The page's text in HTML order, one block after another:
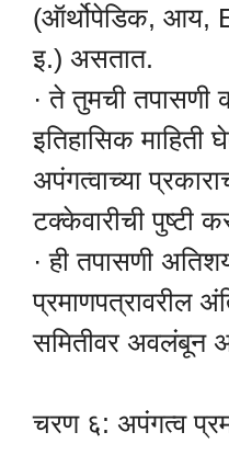
(ऑर्थोपेडिक, आय,
इ.) असतात.
· ते तुमची तपासणी
इतिहासिक माहिती
अपंगत्वाच्या
टक्केवारीची पुष्टी
· ही तपासणी
प्रमाणपत्रावरील
समितीवर अवलंबून
चरण ६: अपंगत्व